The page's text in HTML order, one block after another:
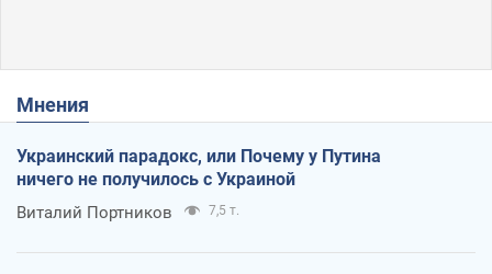
Мнения
Украинский парадокс, или Почему у Путина
ничего не получилось с Украиной
Виталий Портников 7,5 т.